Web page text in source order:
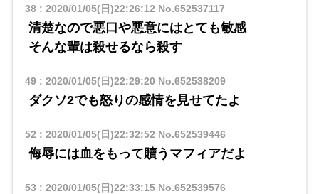
38: 2020/01/05(日)22:26:12 No.652537117
清楚なので悪口や悪意にはとても敏感
そんな輩は殺せるなら殺す
49: 2020/01/05(日)22:29:20 No.652538209
ダクソ2でも怒りの感情を見せてたよ
52 : 2020/01/05(日)22:32:52 No.652539446
侮辱には血をもって贖うマフィアだよ
53 : 2020/01/05(日)22:33:15No.652539576